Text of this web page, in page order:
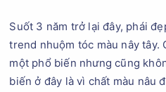
Suốt 3 năm trở lại đây, phái
trend nhuộm tóc màu nây tây.
một phổ biến nhưng cũng
biến ở đây là vì chất màu nâu